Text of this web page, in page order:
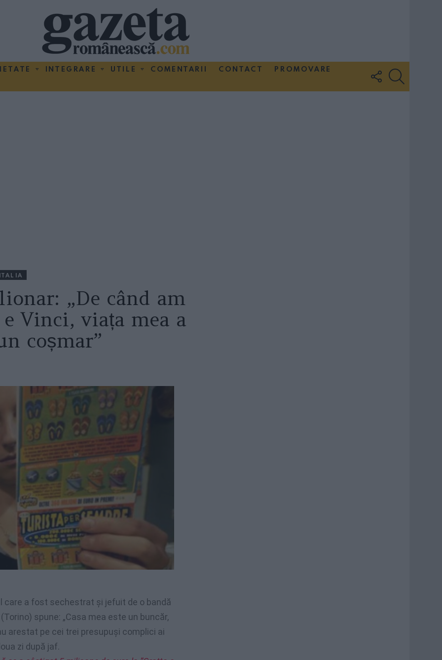
INTEGRARE UTILE COMENTARII CONTACT
PROMOVARE
FOLLOW
US
ITALIA
„De când am
Vinci, viața mea a
coșmar”
care a fost sechestrat și jefuit de o bandă
spune: „Casa mea este un buncăr,
arestat pe cei trei presupuși complici ai
zi după jaf.